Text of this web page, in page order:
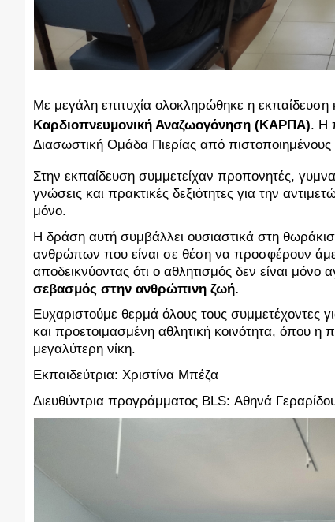
Με μεγάλη επιτυχία ολοκληρώθηκε η
Καρδιοπνευμονική Αναζωογόνηση (ΚΑΡΠΑ). Η
Διασωστική Ομάδα Πιερίας από πιστοποιημένους
Στην εκπαίδευση συμμετείχαν προπονητές,
γνώσεις και πρακτικές δεξιότητες για την
μόνο.
Η δράση αυτή συμβάλλει ουσιαστικά στη
ανθρώπων που είναι σε θέση να προσφέρουν
αποδεικνύοντας ότι ο αθλητισμός δεν είναι μόνο
σεβασμός στην ανθρώπινη ζωή.
Ευχαριστούμε θερμά όλους τους συμμετέχοντες
και προετοιμασμένη αθλητική κοινότητα, όπου
μεγαλύτερη νίκη.
Εκπαιδεύτρια: Χριστίνα Μπέζα
Διευθύντρια προγράμματος BLS: Αθηνά